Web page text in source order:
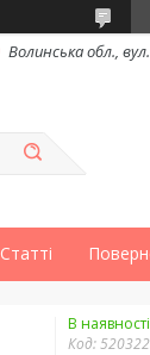
Волинська обл.,
Статті
В наявності
Код: